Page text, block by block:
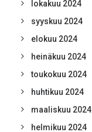
lokakuu 2024
syyskuu 2024
elokuu 2024
heinäkuu 2024
toukokuu 2024
huhtikuu 2024
maaliskuu 2024
helmikuu 2024